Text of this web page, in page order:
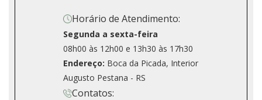
Horário de Atendimento:
Segunda a sexta-feira
08h00 às 12h00 e 13h30 às 17h30
Endereço: Boca da Picada, Interior
Augusto Pestana - RS
Contatos: